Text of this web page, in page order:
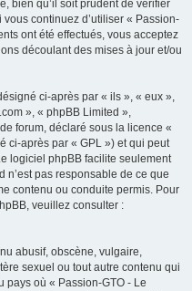
bien qu’il soit prudent de vérifier
continuez d’utiliser « Passion-
ont été effectués, vous acceptez
découlant des mises à jour et/ou
ci-après par « ils », « eux »,
», « phpBB Limited »,
forum, déclaré sous la licence «
ci-après par « GPL ») et qui peut
logiciel phpBB facilite seulement
n’est pas responsable de ce que
contenu ou conduite permis. Pour
veuillez consulter :
abusif, obscène, vulgaire,
sexuel ou tout autre contenu qui
pays où « Passion-GTO - Le